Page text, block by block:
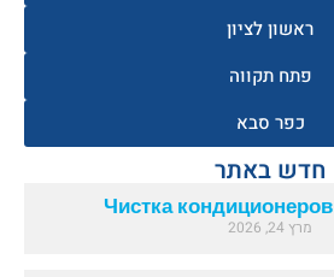
ראשון לציון
פתח תקווה
כפר סבא
חדש באתר
Чистка
מרץ 24, 2026